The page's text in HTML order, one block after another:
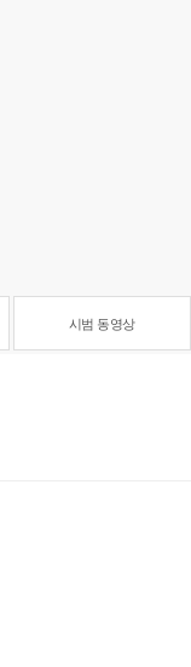
시범 동영상